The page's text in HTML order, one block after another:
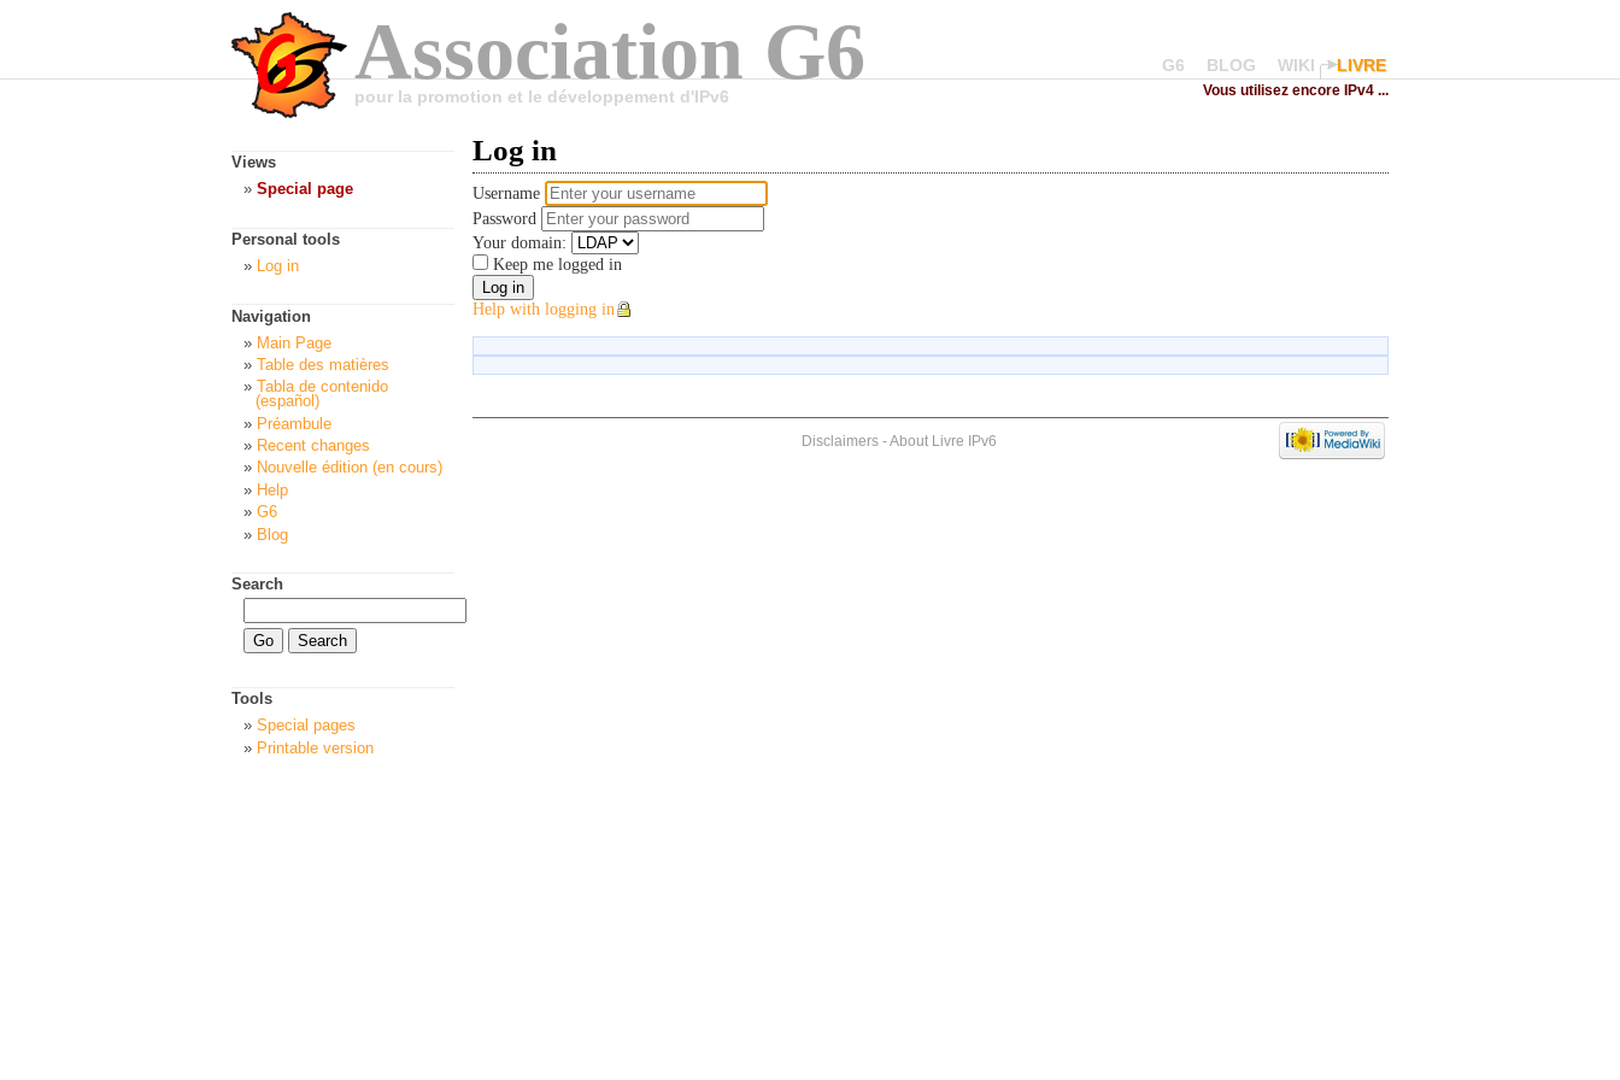
Association G6
pour la promotion et le développement d'IPv6
G6 BLOG WIKI LIVRE
Vous utilisez encore IPv4 ...
Log in
Username
Password
Your domain:
Keep me logged in
Help with logging in
Views
Special page
Personal tools
Log in
Navigation
Main Page
Table des matières
Tabla de contenido
(español)
Préambule
Recent changes
Nouvelle édition (en cours)
Help
G6
Blog
Search
Tools
Special pages
Printable version
Disclaimers-About Livre IPv6